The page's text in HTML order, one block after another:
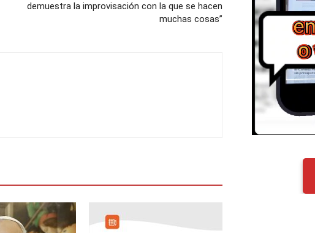
demuestra la improvisación con la que se hacen
muchas cosas”